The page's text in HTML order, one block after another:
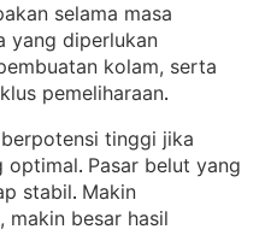
selama masa
yang diperlukan
kolam, serta
pemeliharaan.
tinggi jika
optimal. Pasar belut yang
stabil. Makin
makin besar hasil